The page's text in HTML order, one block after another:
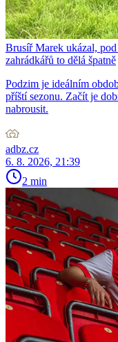
Brusíř Marek ukázal,
zahrádkářů to dělá špatně
Podzim je ideálním
příští sezonu. Začít je
nabrousit.
adbz.cz
6. 8. 2026, 21:39
2 min